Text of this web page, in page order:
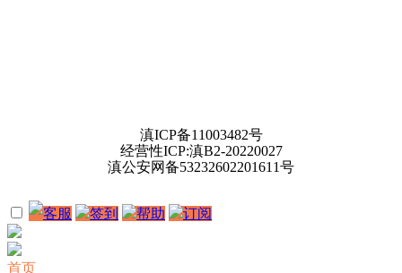
滇ICP备11003482号
经营性ICP:滇B2-20220027
滇公安网备53232602201611号
客服 签到 帮助 订阅
首页